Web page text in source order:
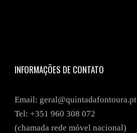
INFORMAÇÕES DE CONTATO
Email: geral@quintadafontoura.pt
Tel: +351 960 308 072
(chamada rede móvel nacional)